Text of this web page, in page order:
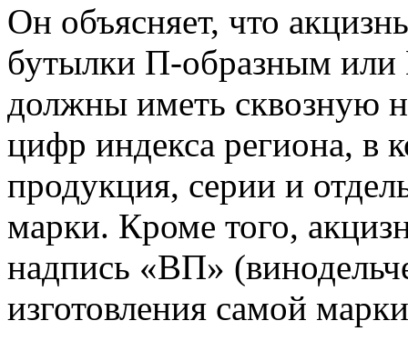
Он объясняет, что
бутылки П-образным
должны иметь сквозную
цифр индекса региона, в
продукция, серии и
марки. Кроме того,
надпись «ВП»
изготовления самой